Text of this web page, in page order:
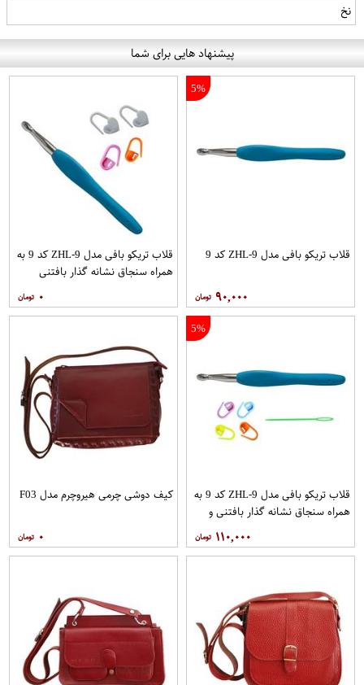
نخ
پیشنهاد هایی برای شما
5%
قلاب تریکو بافی مدل ZHL-9 کد 9
۹۰,۰۰۰
قلاب تریکو بافی مدل ZHL-9 کد 9 به
همراه سنجاق نشانه گذار بافتنی
۰
5%
قلاب تریکو بافی مدل ZHL-9 کد 9 به
همراه سنجاق نشانه گذار بافتنی و
۱۱۰,۰۰۰
کیف دوشی چرمی هیروچرم مدل F03
۰